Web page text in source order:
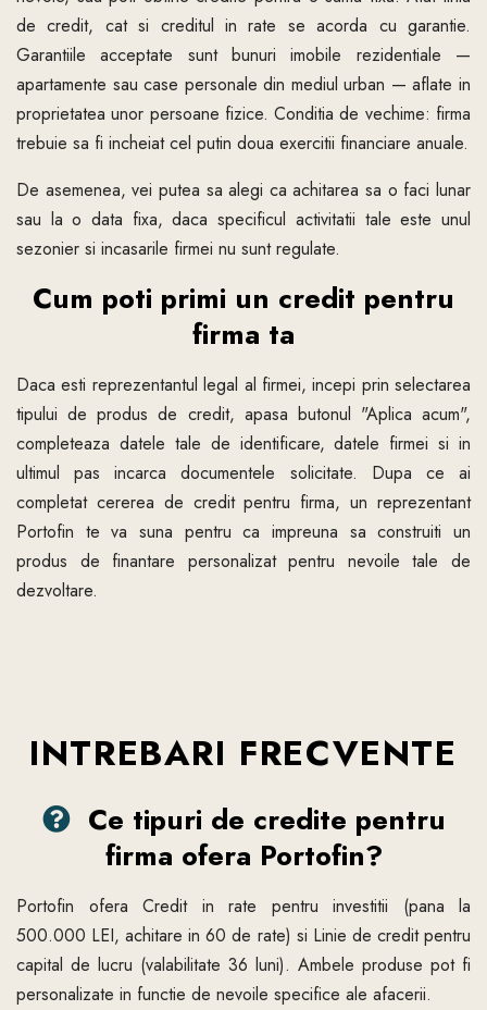
de credit, cat si creditul in rate se acorda cu garantie.
Garantiile acceptate sunt bunuri imobile rezidentiale —
apartamente sau case personale din mediul urban — aflate in
proprietatea unor persoane fizice. Conditia de vechime: firma
trebuie sa fi incheiat cel putin doua exercitii financiare anuale.
De asemenea, vei putea sa alegi ca achitarea sa o faci lunar
sau la o data fixa, daca specificul activitatii tale este unul
sezonier si incasarile firmei nu sunt regulate.
Cum poti primi un credit pentru
firma ta
Daca esti reprezentantul legal al firmei, incepi prin selectarea
tipului de produs de credit, apasa butonul "Aplica acum",
completeaza datele tale de identificare, datele firmei si in
ultimul pas incarca documentele solicitate. Dupa ce ai
completat cererea de credit pentru firma, un reprezentant
Portofin te va suna pentru ca impreuna sa construiti un
produs de finantare personalizat pentru nevoile tale de
dezvoltare.
INTREBARI FRECVENTE
Ce tipuri de credite pentru
firma ofera Portofin?
Portofin ofera Credit in rate pentru investitii (pana la
500.000 LEI, achitare in 60 de rate) si Linie de credit pentru
capital de lucru (valabilitate 36 luni). Ambele produse pot fi
personalizate in functie de nevoile specifice ale afacerii.